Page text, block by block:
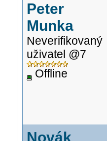
Peter
Munka
Neverifikovaný
uživatel @7
Offline
Novák